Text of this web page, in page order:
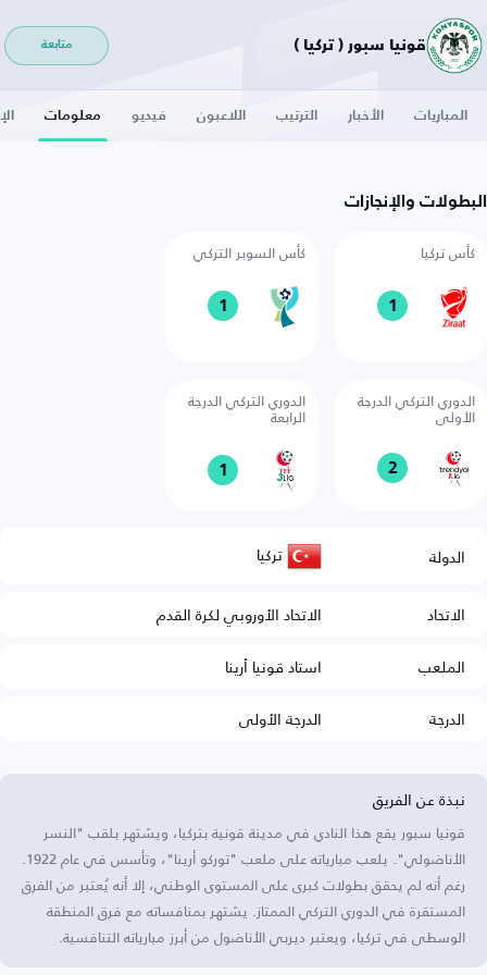
قونيا سبور ( تركيا ) متابعة
المباريات الأخبار الترتيب اللاعبون فيديو معلومات
البطولات والإنجازات
كأس تركيا
1
كأس السوبر التركي
1
الدوري التركي الدرجة
الأولى
2
الدوري التركي الدرجة
الرابعة
1
الدولة تركيا
الاتحاد
الاتحاد الأوروبي لكرة القدم
الملعب
استاد قونيا أرينا
الدرجة
الدرجة الأولى
نبذة عن الفريق
قونيا سبور يقع هذا النادي في مدينة قونية بتركيا، ويشتهر بلقب "النسر
الأناضولي". يلعب مبارياته على ملعب "توركو أرينا"، وتأسس في عام 1922.
رغم أنه لم يحقق بطولات كبرى على المستوى الوطني، إلا أنه يُعتبر من الفرق
المستقرة في الدوري التركي الممتاز. يشتهر بمنافساته مع فرق المنطقة
الوسطى في تركيا، ويعتبر ديربي الأناضول من أبرز مبارياته التنافسية.